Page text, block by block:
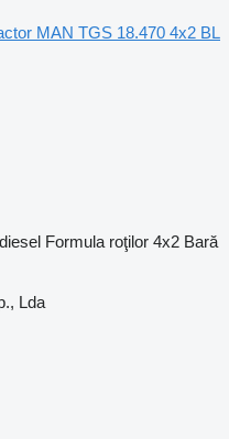
MAN TGS 18.470 4x2 BL
diesel Formula roţilor 4x2 Bară
Lda